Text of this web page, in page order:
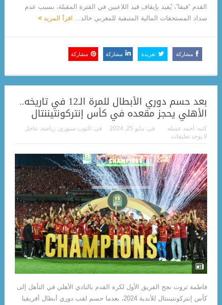
القدم “فيفا”، يُفيد بإيقاف قيد اللاعبين في الفترة المقبلة، بسبب عدم
سداد المستحقات المالية المتبقية للمغربي خالد... اقرأ المزيد
مشاركة تغريدة مشاركة مشاركة
بعد حسم دوري الأبطال للمرة الـ12 في تاريخه..
الأهلي يحجز مقعده في كأس إنتركونتيننتال
كتبه: أحمد عسله فى: مايو 25, 2024 فى: التوب ستوري, رياضة, عاجل
لا يوجد تعليقات
فاطمة ثروت نجح الفريق الأول لكرة القدم بالنادي الأهلي في التأهل إلى
كأس إنتركونتيننتال للأندية 2024، بعدما حسم لقب دوري أبطال أفريقيا